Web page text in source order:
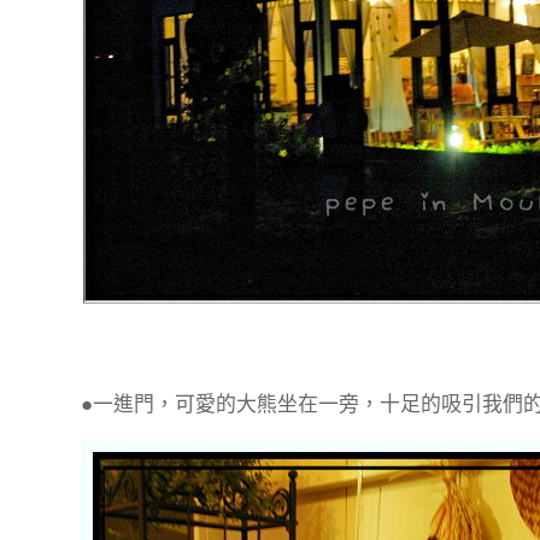
●一進門，可愛的大熊坐在一旁，十足的吸引我們